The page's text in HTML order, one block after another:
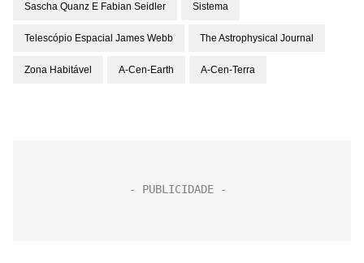
Sascha Quanz E Fabian Seidler Sistema
Telescópio Espacial James Webb The Astrophysical Journal
Zona Habitável Α-Cen-Earth Α-Cen-Terra